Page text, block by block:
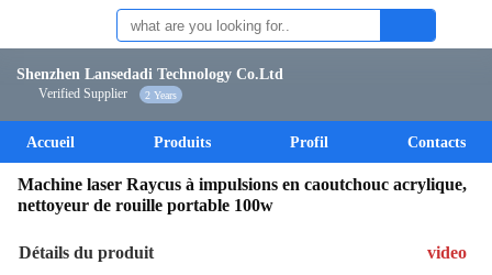
Shenzhen Lansedadi Technology Co.Ltd
Verified Supplier 2 Years
Accueil Produits Profil Contacts
Machine laser Raycus à impulsions en caoutchouc acrylique,
nettoyeur de rouille portable 100w
Détails du produit video